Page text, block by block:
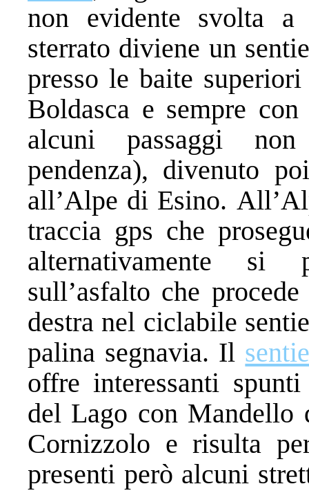
non evidente svolta
sterrato diviene un
presso le baite
Boldasca e sempre
alcuni passaggi
pendenza), divenuto
all’Alpe di Esino.
traccia gps che
alternativamente si
sull’asfalto che
destra nel ciclabile
palina segnavia. Il
offre interessanti
del Lago con
Cornizzolo e risulta
presenti però alcuni